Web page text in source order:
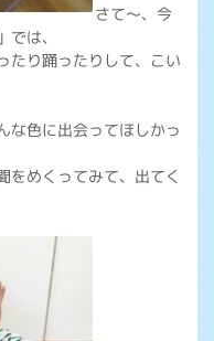
さて～、今
は、
たり踊ったりして、こい
な色に出会ってほしかっ
をめくってみて、出てく